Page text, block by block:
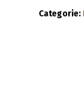
Categorie: